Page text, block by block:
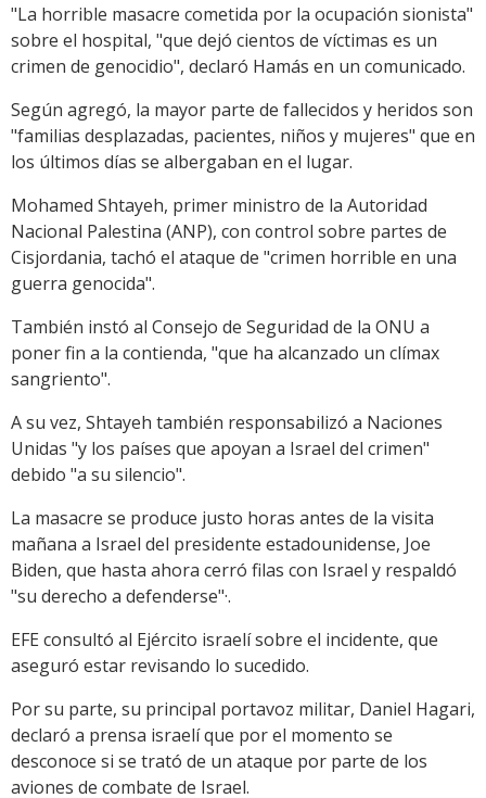
"La horrible masacre cometida por la ocupación sionista"
sobre el hospital, "que dejó cientos de víctimas es un
crimen de genocidio", declaró Hamás en un comunicado.
Según agregó, la mayor parte de fallecidos y heridos son
"familias desplazadas, pacientes, niños y mujeres" que en
los últimos días se albergaban en el lugar.
Mohamed Shtayeh, primer ministro de la Autoridad
Nacional Palestina (ANP), con control sobre partes de
Cisjordania, tachó el ataque de "crimen horrible en una
guerra genocida".
También instó al Consejo de Seguridad de la ONU a
poner fin a la contienda, "que ha alcanzado un clímax
sangriento".
A su vez, Shtayeh también responsabilizó a Naciones
Unidas "y los países que apoyan a Israel del crimen"
debido "a su silencio".
La masacre se produce justo horas antes de la visita
mañana a Israel del presidente estadounidense, Joe
Biden, que hasta ahora cerró filas con Israel y respaldó
"su derecho a defenderse"·.
EFE consultó al Ejército israelí sobre el incidente, que
aseguró estar revisando lo sucedido.
Por su parte, su principal portavoz militar, Daniel Hagari,
declaró a prensa israelí que por el momento se
desconoce si se trató de un ataque por parte de los
aviones de combate de Israel.